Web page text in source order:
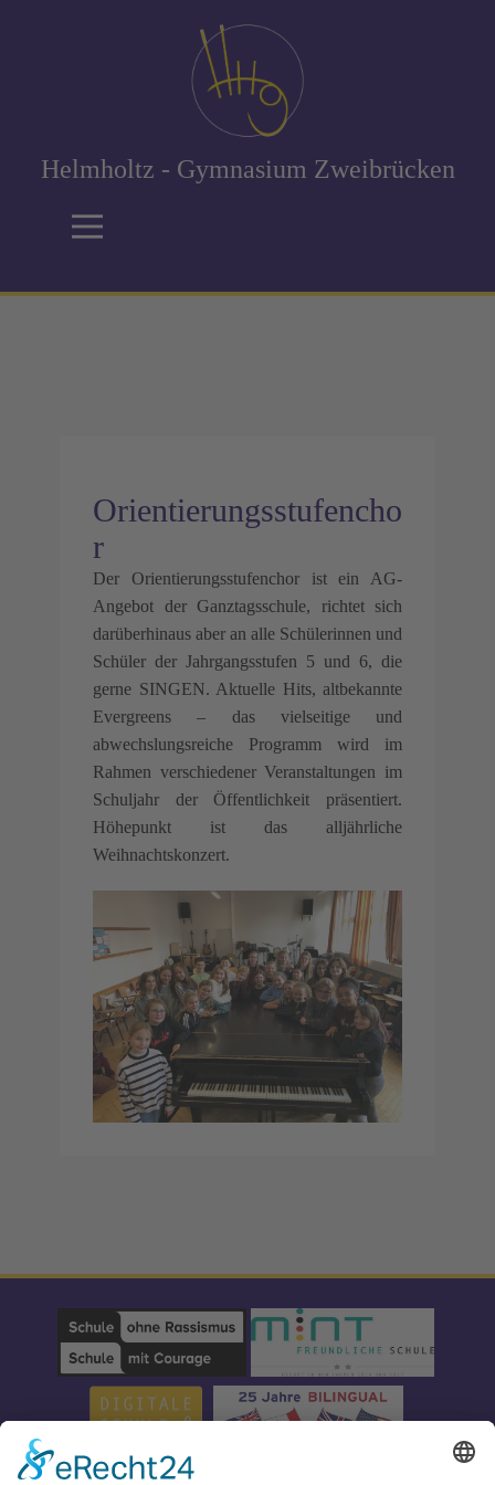
Helmholtz - Gymnasium Zweibrücken
Orientierungsstufencho
r
Der Orientierungsstufenchor ist ein AG-
Angebot der Ganztagsschule, richtet sich
darüberhinaus aber an alle Schülerinnen und
Schüler der Jahrgangsstufen 5 und 6, die
gerne SINGEN. Aktuelle Hits, altbekannte
Evergreens – das vielseitige und
abwechslungsreiche Programm wird im
Rahmen verschiedener Veranstaltungen im
Schuljahr der Öffentlichkeit präsentiert.
Höhepunkt ist das alljährliche
Weihnachtskonzert.